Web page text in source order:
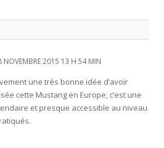
NOVEMBRE 2015 13 H 54 MIN
une très bonne idée d’avoir
cette Mustang en Europe, c’est une
et presque accessible au niveau